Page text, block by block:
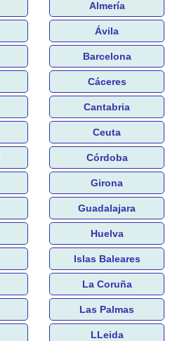
Almería
Ávila
Barcelona
Cáceres
Cantabria
Ceuta
Córdoba
Girona
Guadalajara
Huelva
Islas Baleares
La Coruña
Las Palmas
LLeida